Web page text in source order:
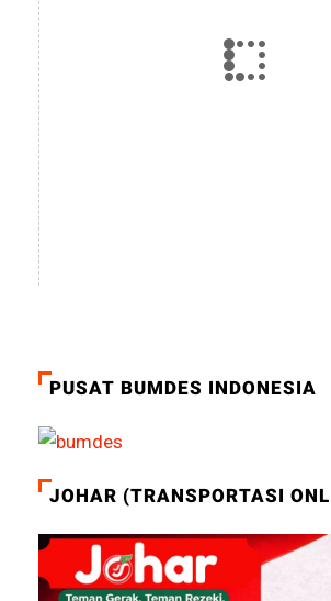
PUSAT BUMDES INDONESIA
JOHAR (TRANSPORTASI